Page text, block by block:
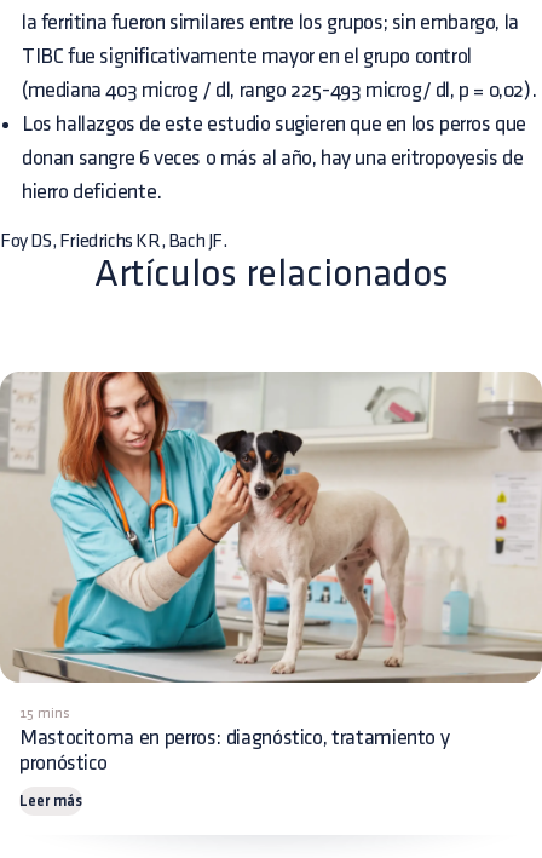
la ferritina fueron similares entre los grupos; sin embargo, la
TIBC fue significativamente mayor en el grupo control
(mediana 403 microg / dl, rango 225-493 microg/ dl, p = 0,02).
Los hallazgos de este estudio sugieren que en los perros que
donan sangre 6 veces o más al año, hay una eritropoyesis de
hierro deficiente.
Foy DS, Friedrichs KR, Bach JF.
Artículos relacionados
15 mins
Mastocitoma en perros: diagnóstico, tratamiento y
pronóstico
Leer más